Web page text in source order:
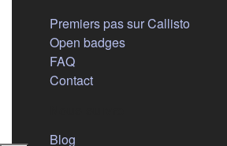
Premiers pas sur Callisto
Open badges
FAQ
Contact
Blog